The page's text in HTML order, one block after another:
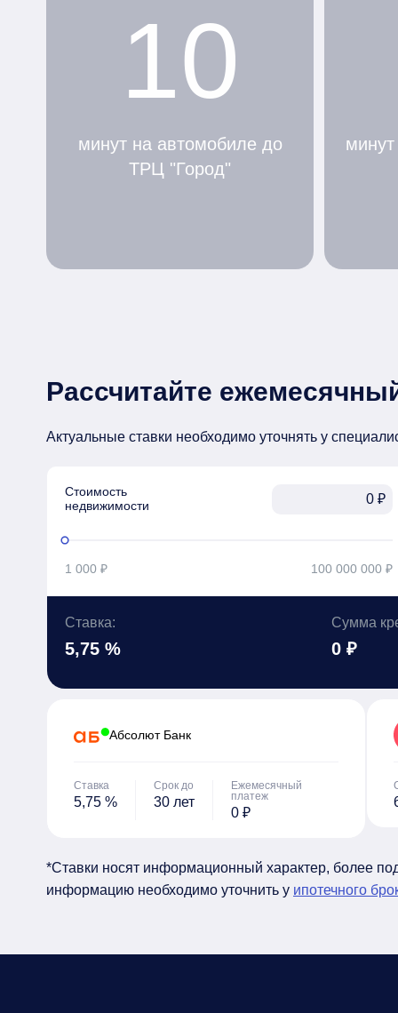
10
минут на автомобиле до
ТРЦ "Город"
Рассчитайте
Актуальные ставки необходимо уточнять у
Стоимость
недвижимости
₽
1 000 ₽ 100 000 000 ₽
Ставка:
5,75 %
Сумма
0 ₽
Абсолют Банк
Ставка
5,75 %
Срок до
30 лет
Ежемесячный
платеж
0 ₽
*Ставки носят информационный характер, более
информацию необходимо уточнить у ипотечного